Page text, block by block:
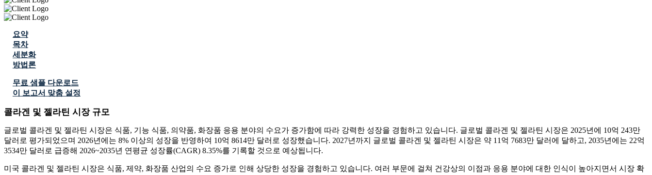
요약
목차
세분화
방법론
무료 샘플 다운로드
이 보고서 맞춤 설정
콜라겐 및 젤라틴 시장 규모
글로벌 콜라겐 및 젤라틴 시장은 식품, 기능 식품, 의약품, 화장품 응용 분야의 수요가 증가함에 따라 강력한 성장을 경험하고 있습니다. 글로벌 콜라겐 및 젤라틴 시장은 2025년에 10억 243만
달러로 평가되었으며 2026년에는 8% 이상의 성장을 반영하여 10억 8614만 달러로 성장했습니다. 2027년까지 글로벌 콜라겐 및 젤라틴 시장은 약 11억 7683만 달러에 달하고, 2035년에는 22억
3534만 달러로 급증해 2026~2035년 연평균 성장률(CAGR) 8.35%를 기록할 것으로 예상됩니다.
미국 콜라겐 및 젤라틴 시장은 식품, 제약, 화장품 산업의 수요 증가로 인해 상당한 성장을 경험하고 있습니다. 여러 부문에 걸쳐 건강상의 이점과 응용 분야에 대한 인식이 높아지면서 시장 확